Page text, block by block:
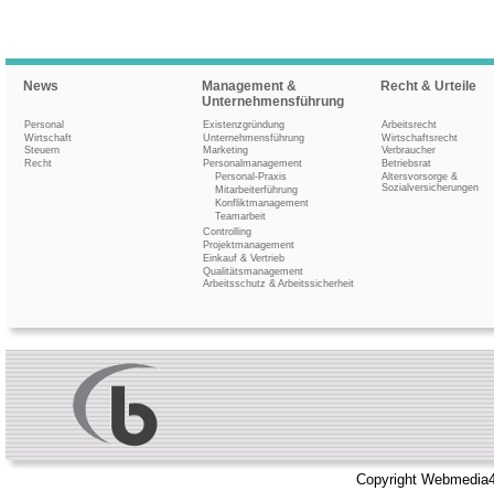
News
Personal
Wirtschaft
Steuern
Recht
Management &
Unternehmensführung
Existenzgründung
Unternehmensführung
Marketing
Personalmanagement
Personal-Praxis
Mitarbeiterführung
Konfliktmanagement
Teamarbeit
Controlling
Projektmanagement
Einkauf & Vertrieb
Qualitätsmanagement
Arbeitsschutz & Arbeitssicherheit
Recht & Urteile
Arbeitsrecht
Wirtschaftsrecht
Verbraucher
Betriebsrat
Altersvorsorge &
Sozialversicherungen
Copyright